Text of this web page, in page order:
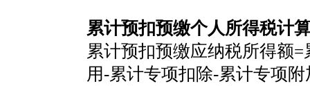
累计预扣预缴个人所得税计
累计预扣预缴应纳税所得额
用-累计专项扣除-累计专项